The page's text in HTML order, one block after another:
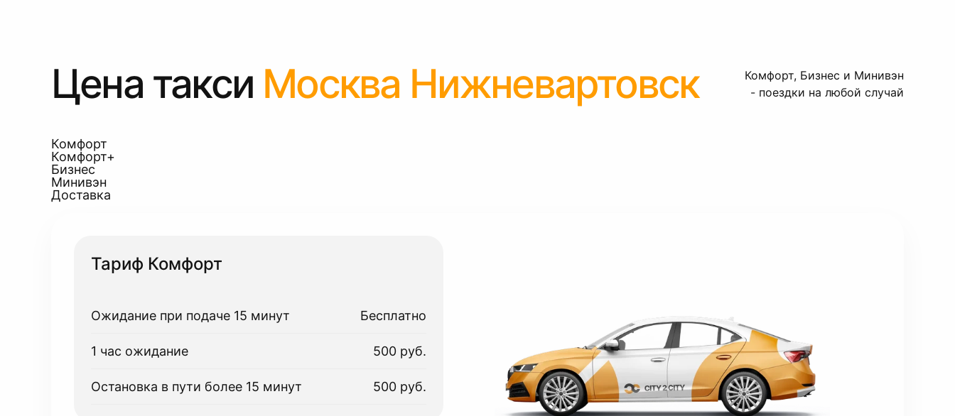
Цена такси Москва Нижневартовск
Комфорт, Бизнес и Минивэн
- поездки на любой случай
Комфорт
Комфорт+
Бизнес
Минивэн
Доставка
Тариф Комфорт
Ожидание при подаче 15 минут Бесплатно
1 час ожидание 500 руб.
Остановка в пути более 15 минут 500 руб.